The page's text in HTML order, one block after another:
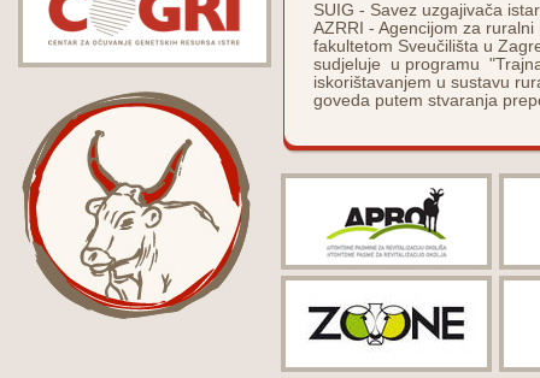
SUIG - Savez uzgajivača
AZRRI - Agencijom za
fakultetom Sveučilišta u
sudjeluje u programu
iskorištavanjem u sustavu
goveda putem stvaranja